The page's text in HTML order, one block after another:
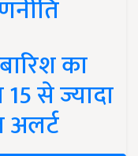
का
से ज्यादा